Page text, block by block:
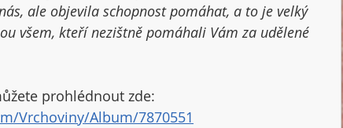
ale objevila schopnost pomáhat, a to je velký
všem, kteří nezištně pomáhali Vám za udělené
prohlédnout zde:
Vrchoviny/Album/7870551